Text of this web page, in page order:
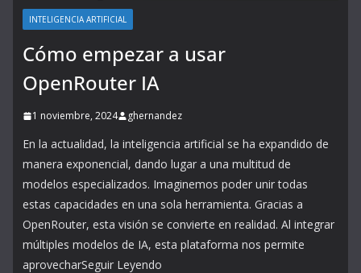
INTELIGENCIA ARTIFICIAL
Cómo empezar a usar
OpenRouter IA
1 noviembre, 2024 ghernandez
En la actualidad, la inteligencia artificial se ha expandido de
manera exponencial, dando lugar a una multitud de
modelos especializados. Imaginemos poder unir todas
estas capacidades en una sola herramienta. Gracias a
OpenRouter, esta visión se convierte en realidad. Al integrar
múltiples modelos de IA, esta plataforma nos permite
aprovecharSeguir Leyendo